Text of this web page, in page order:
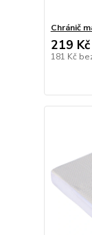
Chránič
219 Kč
181 Kč